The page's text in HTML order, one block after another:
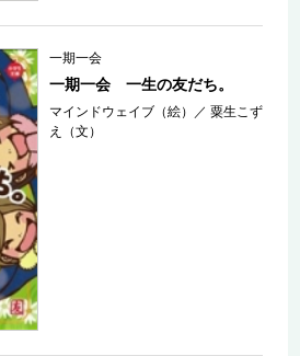
一期一会
一期一会 一生の友だち。
マインドウェイブ（絵） ／粟生こず
え（文）